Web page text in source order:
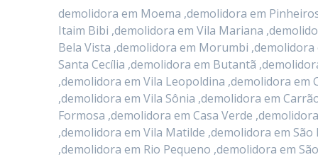
demolidora em Moema ,demolidora em
Itaim Bibi ,demolidora em Vila Mariana
Bela Vista ,demolidora em Morumbi
Santa Cecília ,demolidora em Butantã
,demolidora em Vila Leopoldina ,demolidora
,demolidora em Vila Sônia ,demolidora em
Formosa ,demolidora em Casa Verde
,demolidora em Vila Matilde ,demolidora em
,demolidora em Rio Pequeno ,demolidora em